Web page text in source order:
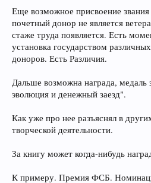
Еще возможное присвоение
почетный донор не является
стаже труда появляется. Есть
установка государством
доноров. Есть Различия.
Дальше возможна награда, медаль
эволюция и денежный заезд".
Как уже про нее разъяснял в
творческой деятельности.
За книгу может когда-нибудь
К примеру. Премия ФСБ.